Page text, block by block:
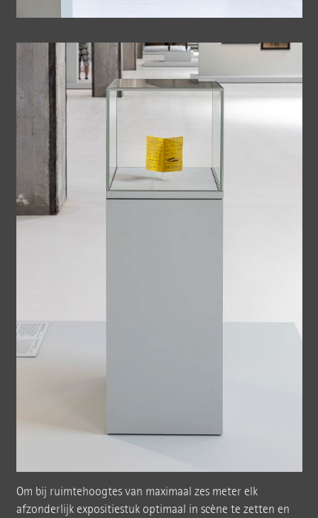
Om bij ruimtehoogtes van maximaal zes meter elk
afzonderlijk expositiestuk optimaal in scène te zetten en